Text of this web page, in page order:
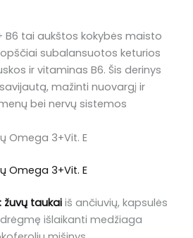
B6 tai aukštos kokybės maisto
subalansuotos keturios
ir vitaminas B6. Šis derinys
mažinti nuovargį ir
bei nervų sistemos
Omega 3+Vit. E
Omega 3+Vit. E
žuvų taukai iš ančiuvių, kapsulės
išlaikanti medžiaga